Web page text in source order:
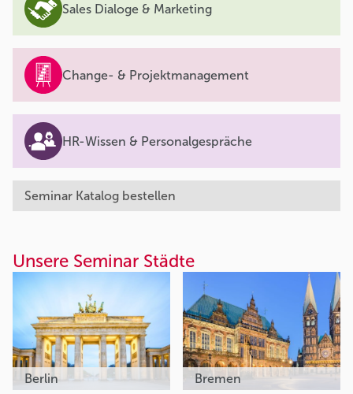
Sales Dialoge & Marketing
Change- & Projektmanagement
HR-Wissen & Personalgespräche
Seminar Katalog bestellen
Unsere Seminar Städte
Berlin Bremen